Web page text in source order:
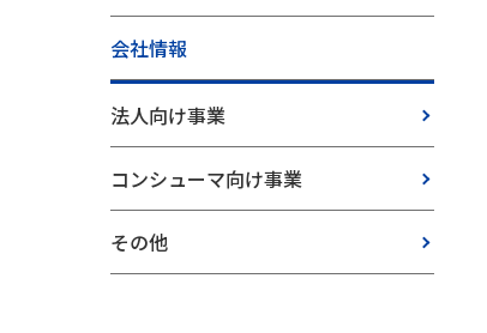
会社情報
法人向け事業
コンシューマ向け事業
その他